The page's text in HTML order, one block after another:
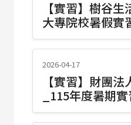
【實習】樹谷
大專院校暑假實
2026-04-17
【實習】財團
_115年度暑期